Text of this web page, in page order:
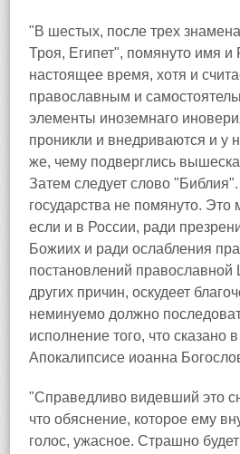
"В шестых, после трех
Троя, Египет", помянуто имя и
настоящее время, хотя и
православным и
элементы иноземнаго
проникли и внедриваются и у
же, чему подверглись
Затем следует слово
государства не помянуто. Это
если и в России, ради
Божиих и ради ослабления
постановлений православной
других причин, оскудеет
неминуемо должно
исполнение того, что сказано
Апокалипсисе иоанна
"Справедливо видевший это
что обяснение, которое ему
голос, ужасное. Страшно